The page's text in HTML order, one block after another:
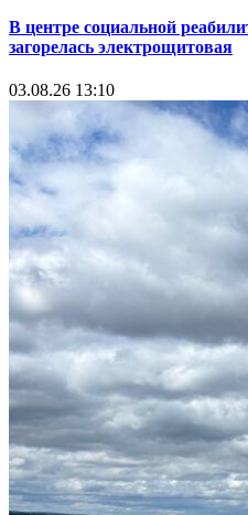
В центре социальной
загорелась электрощитовая
03.08.26 13:10